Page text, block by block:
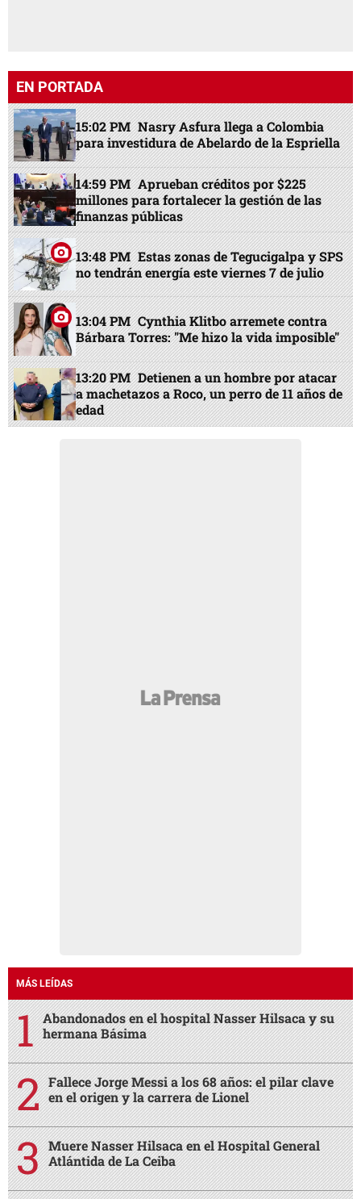
EN PORTADA
15:02 PM Nasry Asfura llega a Colombia
para investidura de Abelardo de la Espriella
14:59 PM Aprueban créditos por $225
millones para fortalecer la gestión de las
finanzas públicas
13:48 PM Estas zonas de Tegucigalpa y SPS
no tendrán energía este viernes 7 de julio
13:04 PM Cynthia Klitbo arremete contra
Bárbara Torres: "Me hizo la vida imposible"
13:20 PM Detienen a un hombre por atacar
a machetazos a Roco, un perro de 11 años de
edad
MÁS LEÍDAS
Abandonados en el hospital Nasser Hilsaca y su
hermana Básima
Fallece Jorge Messi a los 68 años: el pilar clave
en el origen y la carrera de Lionel
Muere Nasser Hilsaca en el Hospital General
Atlántida de La Ceiba